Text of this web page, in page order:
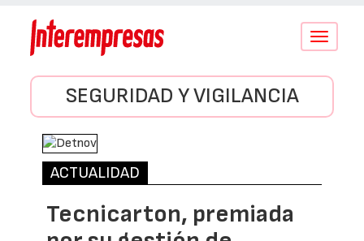
Conmutar
SEGURIDAD Y VIGILANCIA
ACTUALIDAD
Tecnicarton, premiada